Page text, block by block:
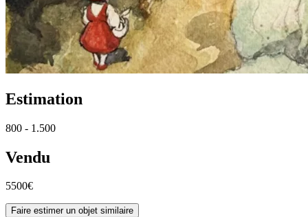
Estimation
800 - 1.500
Vendu
5500€
Faire estimer un objet similaire